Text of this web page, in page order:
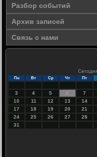
Разбор событий
Архив записей
Связь с нами
Пн Вт Ср Чт Пт
3
4 5 6 7
10
11 12 13 14
17
18 19 20 21
24
25 26 27 28
31